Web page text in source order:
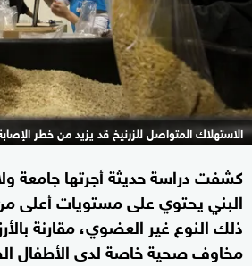
الاستهلاك المتواصل للزرنيخ قد يزيد من خطر
كشفت دراسة حديثة أجرتها جامعة
البني يحتوي على مستويات أعلى من
ذلك النوع غير العضوي، مقارنة
مخاوف صحية خاصة لدى الأطفال